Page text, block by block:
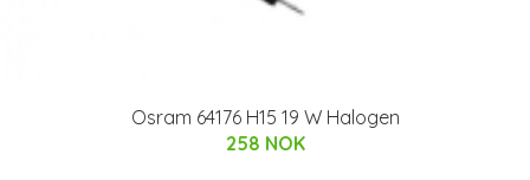
Osram 64176 H15 19 W Halogen
258 NOK